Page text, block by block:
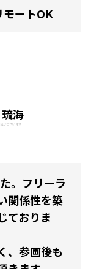
モートOK
海
がございます
。フリーラ
関係性を築
ておりま
、参画後も